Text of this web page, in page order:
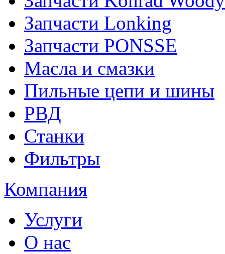
Запчасти Lonking
Запчасти PONSSE
Масла и смазки
Пильные цепи и шины
РВД
Станки
Фильтры
Компания
Услуги
О нас